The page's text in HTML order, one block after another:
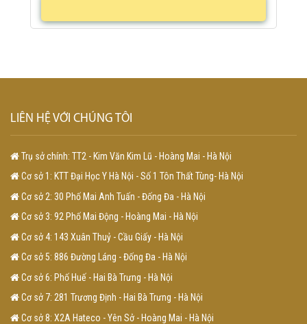
LIÊN HỆ VỚI CHÚNG TÔI
Trụ sở chính: TT2 - Kim Văn Kim Lũ - Hoàng Mai - Hà Nội
Cơ sở 1: KTT Đại Học Y Hà Nội - Số 1 Tôn Thất Tùng- Hà Nội
Cơ sở 2: 30 Phố Mai Anh Tuấn - Đống Đa - Hà Nội
Cơ sở 3: 92 Phố Mai Động - Hoàng Mai - Hà Nội
Cơ sở 4: 143 Xuân Thuỷ - Cầu Giấy - Hà Nội
Cơ sở 5: 886 Đường Láng - Đống Đa - Hà Nội
Cơ sở 6: Phố Huế - Hai Bà Trưng - Hà Nội
Cơ sở 7: 281 Trương Định - Hai Bà Trưng - Hà Nội
Cơ sở 8: X2A Hateco - Yên Sở - Hoàng Mai - Hà Nội